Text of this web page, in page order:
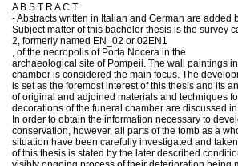
A B S T R A C T
- Abstracts written in Italian and German are added
Subject matter of this bachelor thesis is the survey
2, formerly named EN_02 or 02EN1
, of the necropolis of Porta Nocera in the
archaeological site of Pompeii. The wall paintings
chamber is considered the main focus. The
is set as the foremost interest of this thesis and its
of original and adjoined materials and techniques
decorations of the funeral chamber are discussed
In order to obtain the information necessary to
conservation, however, all parts of the tomb as a
situation have been carefully investigated and
of this thesis is stated by the later described